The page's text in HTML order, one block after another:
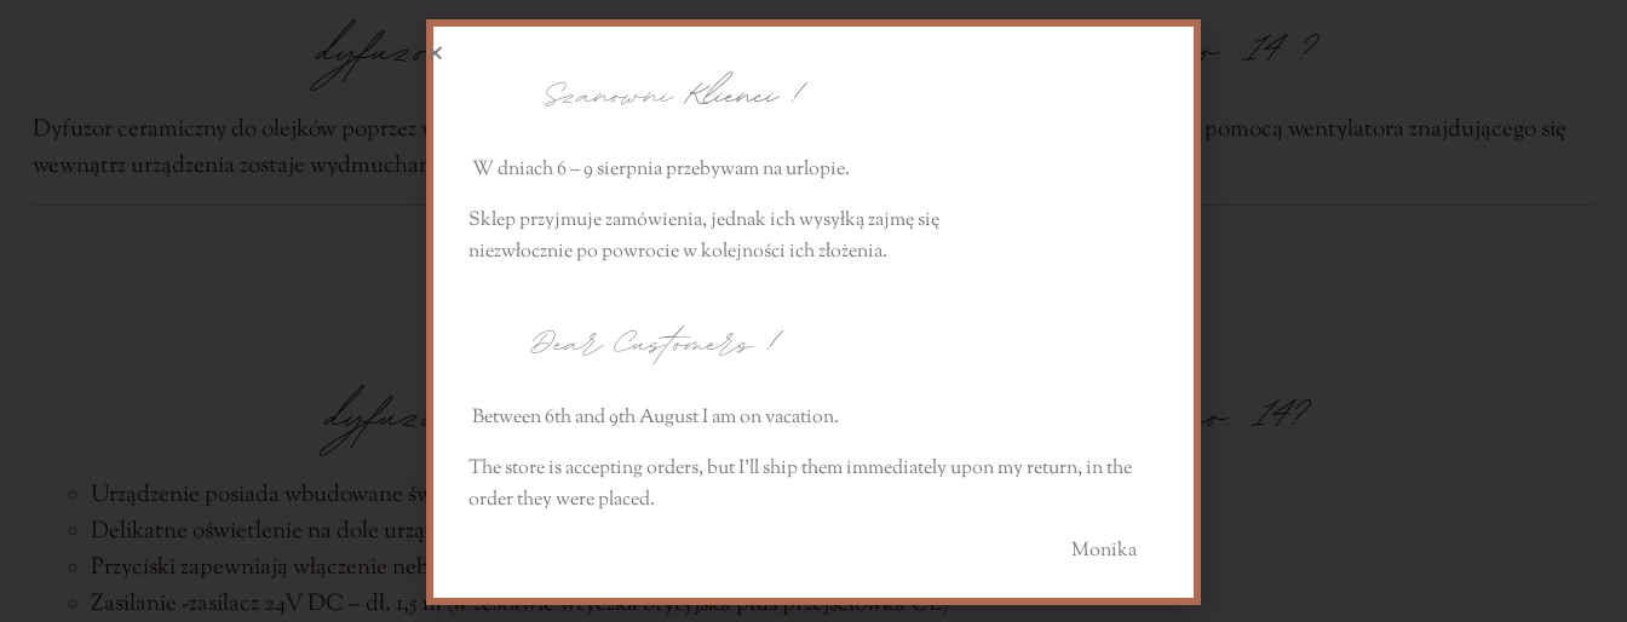
dyfuzor do olejków eterycznych i zapachowych no. 14 ?
Dyfuzor ceramiczny do olejków poprzez wykorzystanie drgań o wysokiej częstotliwości wytwarza mgiełkę wodna, która za pomocą wentylatora znajdującego się
wewnątrz urządzenia zostaje wydmuchana poprzez otwór na zewnątrz.
Jakie funkcje ma
dyfuzor do olejków eterycznych i zapachowych no. 14?
Urządzenie posiada wbudowane światło LED z możliwością wyboru 7 kolorów
Delikatne oświetlenie na dole urządzenia oraz otwór, przez który wydobywa się mgiełka
Przyciski zapewniają włączenie nebulizacji i podświetlenie urządzenia.
Zasilanie -zasilacz 24V DC – dł. 1,5 m (w zestawie wtyczka brytyjska plus przejściówka UE)
SzanowniKlienci !
W dniach 6 – 9 sierpnia przebywam na urlopie.
Sklep przyjmuje zamówienia, jednak ich wysyłką zajmę się
niezwłoczniepo powrociew kolejności ich złożenia.
Dear Customers!
Between 6th and 9th August I am on vacation.
The store is accepting orders, but I’ll ship them immediately upon my return, in the
order they were placed.
Monika